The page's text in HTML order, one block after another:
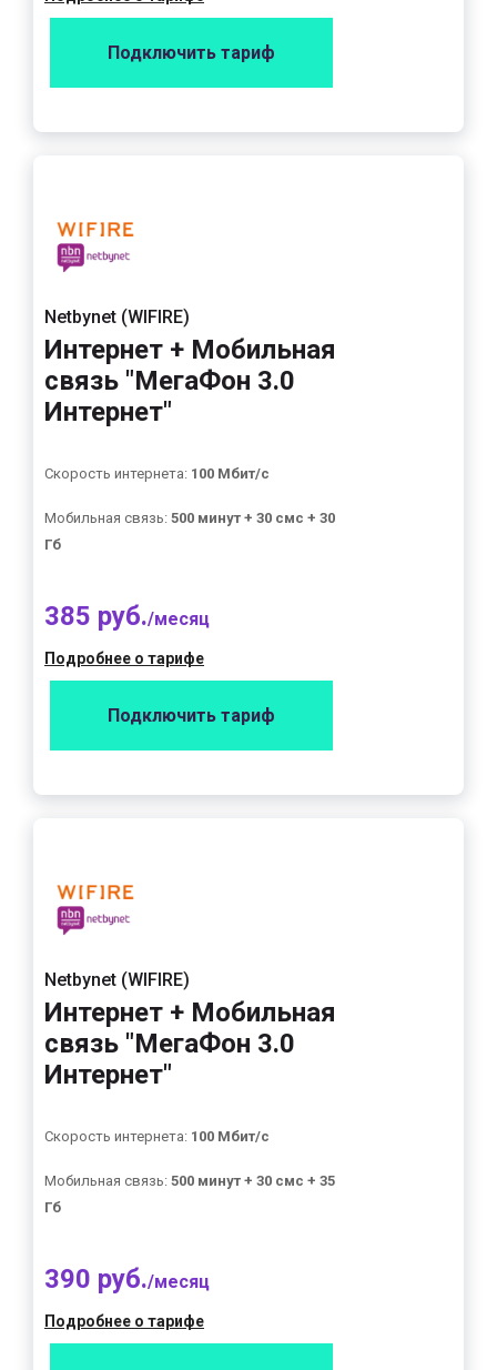
Подключить тариф
Netbynet (WIFIRE)
Интернет + Мобильная
связь "МегаФон 3.0
Интернет"
Скорость интернета: 100 Мбит/с
Мобильная связь: 500 минут + 30 смс + 30
Гб
385 руб./месяц
Подробнее о тарифе
Подключить тариф
Netbynet (WIFIRE)
Интернет + Мобильная
связь "МегаФон 3.0
Интернет"
Скорость интернета: 100 Мбит/с
Мобильная связь: 500 минут + 30 смс + 35
Гб
390 руб./месяц
Подробнее о тарифе